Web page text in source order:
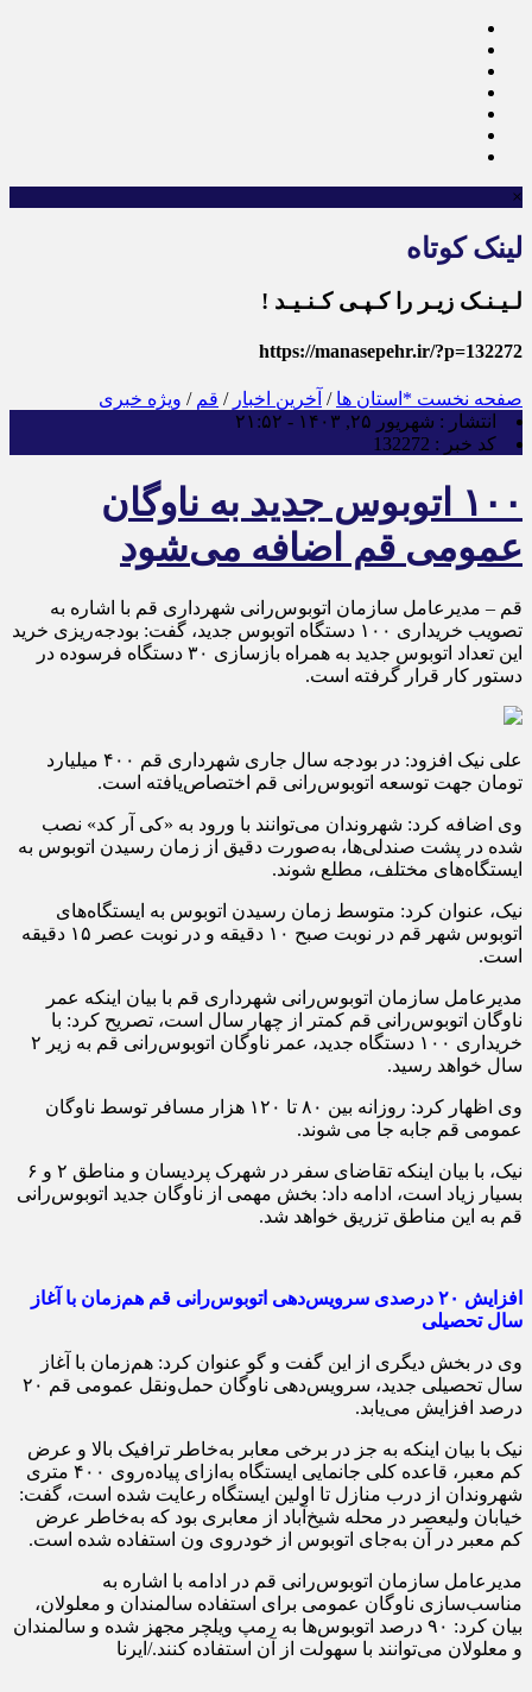
×
لینک کوتاه
لـیـنـک زیـر را کـپـی کـنـیـد !
https://manasepehr.ir/?p=132272
صفحه نخست *استان ها / آخرین اخبار / قم / ویژه خبری
انتشار : شهریور ۲۵, ۱۴۰۳ - ۲۱:۵۲
کد خبر : 132272
۱۰۰ اتوبوس جدید به ناوگان
عمومی قم اضافه می‌شود
قم – مدیرعامل سازمان اتوبوس‌رانی شهرداری قم با اشاره به
تصویب خریداری ۱۰۰ دستگاه اتوبوس جدید، گفت: بودجه‌ریزی خرید
این تعداد اتوبوس جدید به همراه بازسازی ۳۰ دستگاه فرسوده در
دستور کار قرار گرفته است.
علی نیک افزود: در بودجه سال جاری شهرداری قم ۴۰۰ میلیارد
تومان جهت توسعه اتوبوس‌رانی قم اختصاص‌یافته است.
وی اضافه کرد: شهروندان می‌توانند با ورود به «کی آر کد» نصب
شده در پشت صندلی‌ها، به‌صورت دقیق از زمان رسیدن اتوبوس به
ایستگاه‌های مختلف، مطلع شوند.
نیک، عنوان کرد: متوسط زمان رسیدن اتوبوس به ایستگاه‌های
اتوبوس شهر قم در نوبت صبح ۱۰ دقیقه و در نوبت عصر ۱۵ دقیقه
است.
مدیرعامل سازمان اتوبوس‌رانی شهرداری قم با بیان اینکه عمر
ناوگان اتوبوس‌رانی قم کمتر از چهار سال است، تصریح کرد: با
خریداری ۱۰۰ دستگاه جدید، عمر ناوگان اتوبوس‌رانی قم به زیر ۲
سال خواهد رسید.
وی اظهار کرد: روزانه بین ۸۰ تا ۱۲۰ هزار مسافر توسط ناوگان
عمومی قم جابه جا می شوند.
نیک، با بیان اینکه تقاضای سفر در شهرک پردیسان و مناطق ۲ و ۶
بسیار زیاد است، ادامه داد: بخش مهمی از ناوگان جدید اتوبوس‌رانی
قم به این مناطق تزریق خواهد شد.
افزایش ۲۰ درصدی سرویس‌دهی اتوبوس‌رانی قم هم‌زمان با آغاز
سال تحصیلی
وی در بخش دیگری از این گفت و گو عنوان کرد: هم‌زمان با آغاز
سال تحصیلی جدید، سرویس‌دهی ناوگان حمل‌ونقل عمومی قم ۲۰
درصد افزایش می‌یابد.
نیک با بیان اینکه به جز در برخی معابر به‌خاطر ترافیک بالا و عرض
کم معبر، قاعده کلی جانمایی ایستگاه به‌ازای پیاده‌روی ۴۰۰ متری
شهروندان از درب منازل تا اولین ایستگاه رعایت شده است، گفت:
خیابان ولیعصر در محله شیخ‌آباد از معابری بود که به‌خاطر عرض
کم معبر در آن به‌جای اتوبوس از خودروی ون استفاده شده است.
مدیرعامل سازمان اتوبوس‌رانی قم در ادامه با اشاره به
مناسب‌سازی ناوگان عمومی برای استفاده سالمندان و معلولان،
بیان کرد: ۹۰ درصد اتوبوس‌ها به رمپ ویلچر مجهز شده و سالمندان
و معلولان می‌توانند با سهولت از آن استفاده کنند./ایرنا